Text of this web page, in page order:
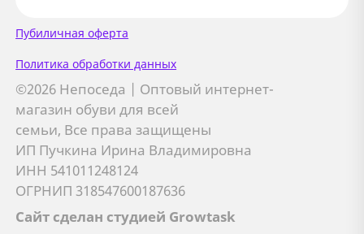
Пубиличная оферта
Политика обработки данных
©2026 Непоседа | Оптовый интернет-
магазин обуви для всей
семьи, Все права защищены
ИП Пучкина Ирина Владимировна
ИНН 541011248124
ОГРНИП 318547600187636
Сайт сделан студией Growtask
Сайт использует файлы Cookie
Мы используем файлы cookie и
сторонние сервисы (Yandex.Metrica и
AppMetrica) для анализа трафика,
персонализации контента и улучшения
сайта.
Подробнее см. вПолитике обработки персональных
данных
Принимаю